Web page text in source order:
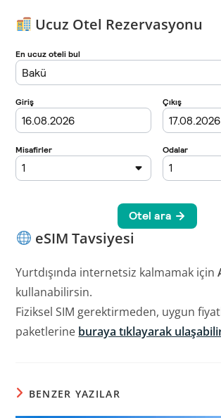
Ucuz Otel Rezervasyonu
eSIM Tavsiyesi
Yurtdışında internetsiz kalmamak için
kullanabilirsin.
Fiziksel SIM gerektirmeden, uygun
paketlerine buraya tıklayarak
BENZER YAZILAR